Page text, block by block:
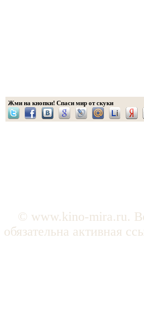
Жми на кнопки! Спаси мир от скуки
© www.kino-mira.ru.
обязательна активная